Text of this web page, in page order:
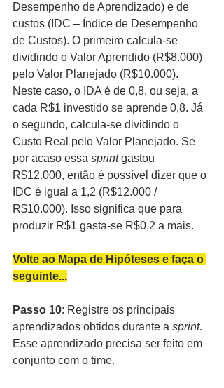
Desempenho de Aprendizado) e de
custos (IDC – Índice de Desempenho
de Custos). O primeiro calcula-se
dividindo o Valor Aprendido (R$8.000)
pelo Valor Planejado (R$10.000).
Neste caso, o IDA é de 0,8, ou seja, a
cada R$1 investido se aprende 0,8. Já
o segundo, calcula-se dividindo o
Custo Real pelo Valor Planejado. Se
por acaso essa sprint gastou
R$12.000, então é possível dizer que o
IDC é igual a 1,2 (R$12.000 /
R$10.000). Isso significa que para
produzir R$1 gasta-se R$0,2 a mais.
Volte ao Mapa de Hipóteses e faça o
seguinte...
Passo 10: Registre os principais
aprendizados obtidos durante a sprint.
Esse aprendizado precisa ser feito em
conjunto com o time.